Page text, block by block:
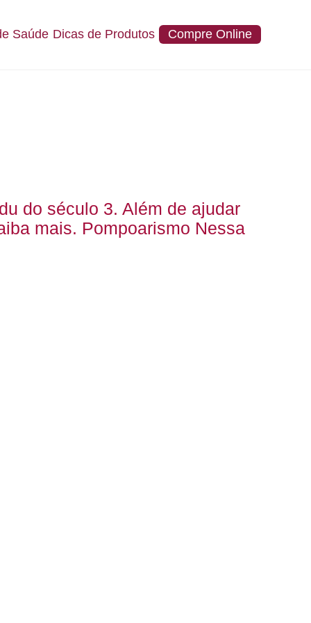
Saúde Dicas de Produtos Compre Online
do século 3. Além de ajudar
mais. Pompoarismo Nessa